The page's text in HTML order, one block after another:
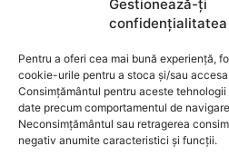
Gestionează-ți
confidențialitatea
Pentru a oferi cea mai bună experiență,
cookie-urile pentru a stoca și/sau
Consimțământul pentru aceste
date precum comportamentul de
Neconsimțământul sau retragerea
negativ anumite caracteristici și funcții.
Zilele Ploieștiului, 7-9 august
Zilele
perioada 7-9
orașului trei
spectacol